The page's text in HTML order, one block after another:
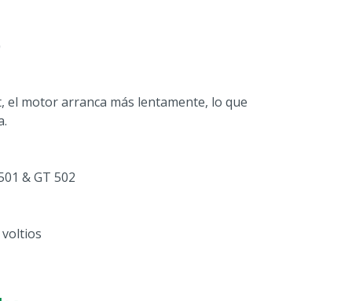
el motor arranca más lentamente, lo que
& GT 502
voltios